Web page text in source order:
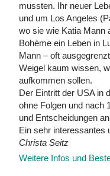
mussten. Ihr neuer
und um Los Angeles
wo sie wie Katia Mann
Bohème ein Leben in
Mann – oft
Weigel kaum wissen,
aufkommen sollen.
Der Eintritt der USA in
ohne Folgen und nach
und Entscheidungen
Ein sehr interessantes
Christa Seitz
Weitere Infos und